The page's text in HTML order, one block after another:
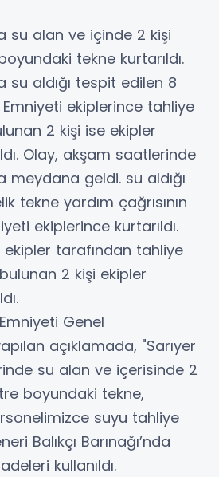
su alan ve içinde 2 kişi
tekne kurtarıldı.
su aldığı tespit edilen 8
Emniyeti ekiplerince tahliye
2 kişi ise ekipler
Olay, akşam saatlerinde
meydana geldi. su aldığı
tekne yardım çağrısının
ekiplerince kurtarıldı.
tarafından tahliye
2 kişi ekipler
Genel
açıklamada, "Sarıyer
su alan ve içerisinde 2
boyundaki tekne,
suyu tahliye
Balıkçı Barınağı’nda
kullanıldı.